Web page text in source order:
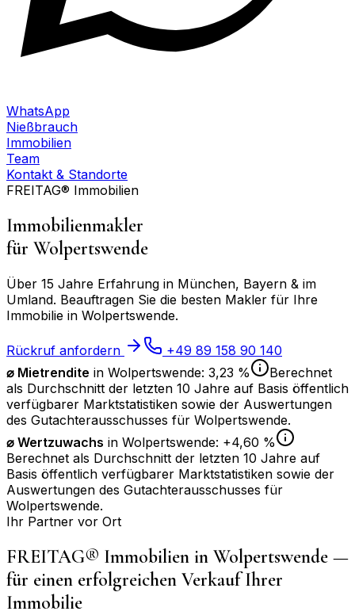
WhatsApp
Nießbrauch
Immobilien
Team
Kontakt & Standorte
FREITAG® Immobilien
Immobilienmakler
für Wolpertswende
Über 15 Jahre Erfahrung in München, Bayern & im
Umland. Beauftragen Sie die besten Makler für Ihre
Immobilie in Wolpertswende.
Rückruf anfordern
+49 89 158 90 140
⌀ Mietrendite in Wolpertswende: 3,23 %
Berechnet
als Durchschnitt der letzten 10 Jahre auf Basis öffentlich
verfügbarer Marktstatistiken sowie der Auswertungen
des Gutachterausschusses für Wolpertswende.
⌀ Wertzuwachs in Wolpertswende: +4,60 %
Berechnet als Durchschnitt der letzten 10 Jahre auf
Basis öffentlich verfügbarer Marktstatistiken sowie der
Auswertungen des Gutachterausschusses für
Wolpertswende.
Ihr Partner vor Ort
FREITAG® Immobilien in Wolpertswende —
für einen erfolgreichen Verkauf Ihrer
Immobilie